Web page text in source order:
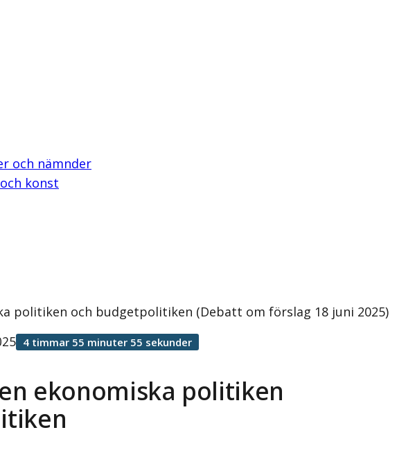
och nämnder
konst
politiken och budgetpolitiken (Debatt om förslag 18 juni 2025)
ekonomiska politiken
4 timmar 55 minuter 55 sekunder